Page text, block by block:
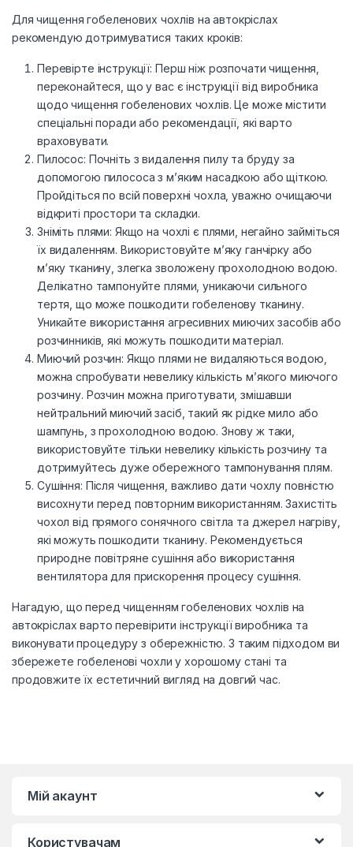
Для чищення гобеленових чохлів на автокріслах
рекомендую дотримуватися таких кроків:
Перевірте інструкції: Перш ніж розпочати чищення,
переконайтеся, що у вас є інструкції від виробника
щодо чищення гобеленових чохлів. Це може містити
спеціальні поради або рекомендації, які варто
враховувати.
Пилосос: Почніть з видалення пилу та бруду за
допомогою пилососа з м’яким насадкою або щіткою.
Пройдіться по всій поверхні чохла, уважно очищаючи
відкриті простори та складки.
Зніміть плями: Якщо на чохлі є плями, негайно займіться
їх видаленням. Використовуйте м’яку ганчірку або
м’яку тканину, злегка зволожену прохолодною водою.
Делікатно тампонуйте плями, уникаючи сильного
тертя, що може пошкодити гобеленову тканину.
Уникайте використання агресивних миючих засобів або
розчинників, які можуть пошкодити матеріал.
Миючий розчин: Якщо плями не видаляються водою,
можна спробувати невелику кількість м’якого миючого
розчину. Розчин можна приготувати, змішавши
нейтральний миючий засіб, такий як рідке мило або
шампунь, з прохолодною водою. Знову ж таки,
використовуйте тільки невелику кількість розчину та
дотримуйтесь дуже обережного тампонування плям.
Сушіння: Після чищення, важливо дати чохлу повністю
висохнути перед повторним використанням. Захистіть
чохол від прямого сонячного світла та джерел нагріву,
які можуть пошкодити тканину. Рекомендується
природне повітряне сушіння або використання
вентилятора для прискорення процесу сушіння.
Нагадую, що перед чищенням гобеленових чохлів на
автокріслах варто перевірити інструкції виробника та
виконувати процедуру з обережністю. З таким підходом ви
збережете гобеленові чохли у хорошому стані та
продовжите їх естетичний вигляд на довгий час.
Мій акаунт
Користувачам